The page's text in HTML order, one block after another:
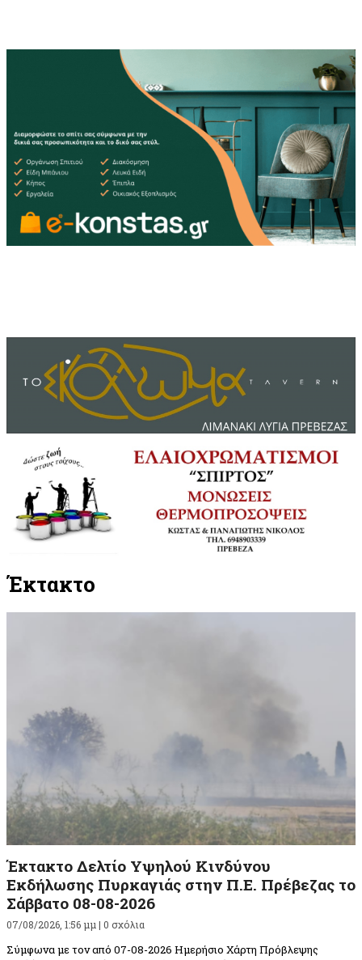
Έκτακτο
Έκτακτο Δελτίο Υψηλού Κινδύνου
Εκδήλωσης Πυρκαγιάς στην Π.Ε. Πρέβεζας το
Σάββατο 08-08-2026
07/08/2026, 1:56 μμ | 0 σχόλια
Σύμφωνα με τον από 07-08-2026 Ημερήσιο Χάρτη Πρόβλεψης